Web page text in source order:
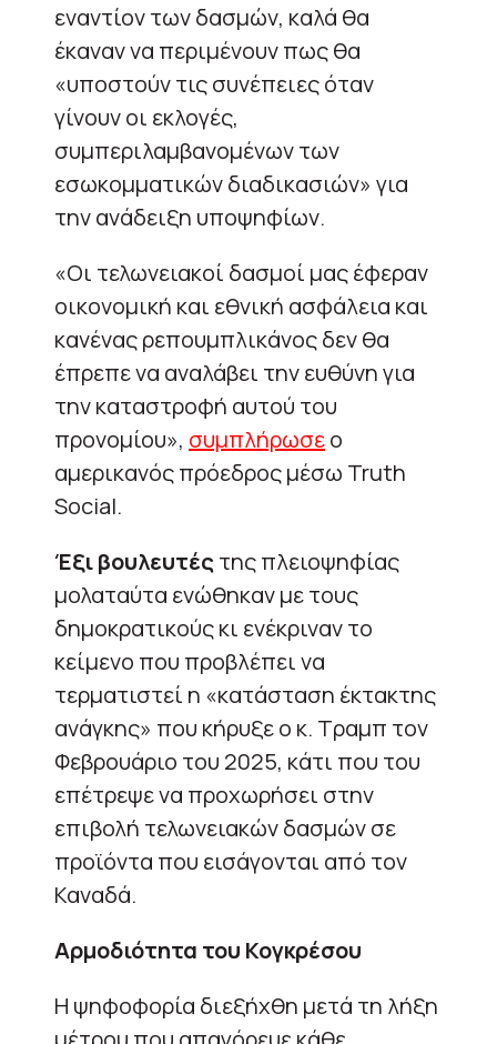
εναντίον των δασμών, καλά θα
έκαναν να περιμένουν πως θα
«υποστούν τις συνέπειες όταν
γίνουν οι εκλογές,
συμπεριλαμβανομένων των
εσωκομματικών διαδικασιών» για
την ανάδειξη υποψηφίων.
«Οι τελωνειακοί δασμοί μας έφεραν
οικονομική και εθνική ασφάλεια και
κανένας ρεπουμπλικάνος δεν θα
έπρεπε να αναλάβει την ευθύνη για
την καταστροφή αυτού του
προνομίου», συμπλήρωσεο
αμερικανός πρόεδρος μέσω Truth
Social.
Έξι βουλευτέςτης πλειοψηφίας
μολαταύτα ενώθηκαν με τους
δημοκρατικούς κι ενέκριναν το
κείμενο που προβλέπει να
τερματιστεί η «κατάσταση έκτακτης
ανάγκης» που κήρυξε ο κ. Τραμπ τον
Φεβρουάριο του 2025, κάτι που του
επέτρεψε να προχωρήσει στην
επιβολή τελωνειακών δασμών σε
προϊόντα που εισάγονται από τον
Καναδά.
Αρμοδιότητα του Κογκρέσου
Η ψηφοφορία διεξήχθη μετά τη λήξη